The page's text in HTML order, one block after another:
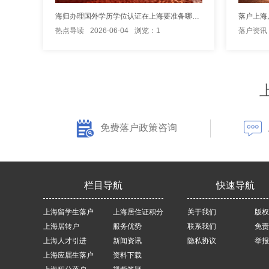
热点导读
2026-06-04 浏览：1 落户资讯
免费落户政策咨询
栏目导航
上海留学生落户
上海居转户
上海人才引进
上海应届生落户
上海居住证积分
服务优势
新闻资讯
资料下载
快速导航
关于我们
联系我们
隐私协议
版
免
举